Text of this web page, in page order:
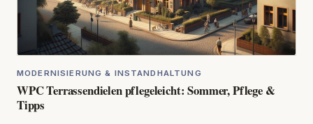
MODERNISIERUNG & INSTANDHALTUNG
WPC Terrassendielen pflegeleicht: Sommer, Pflege &
Tipps